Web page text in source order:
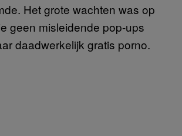
Het grote wachten was op
geen misleidende pop-ups
daadwerkelijk gratis porno.